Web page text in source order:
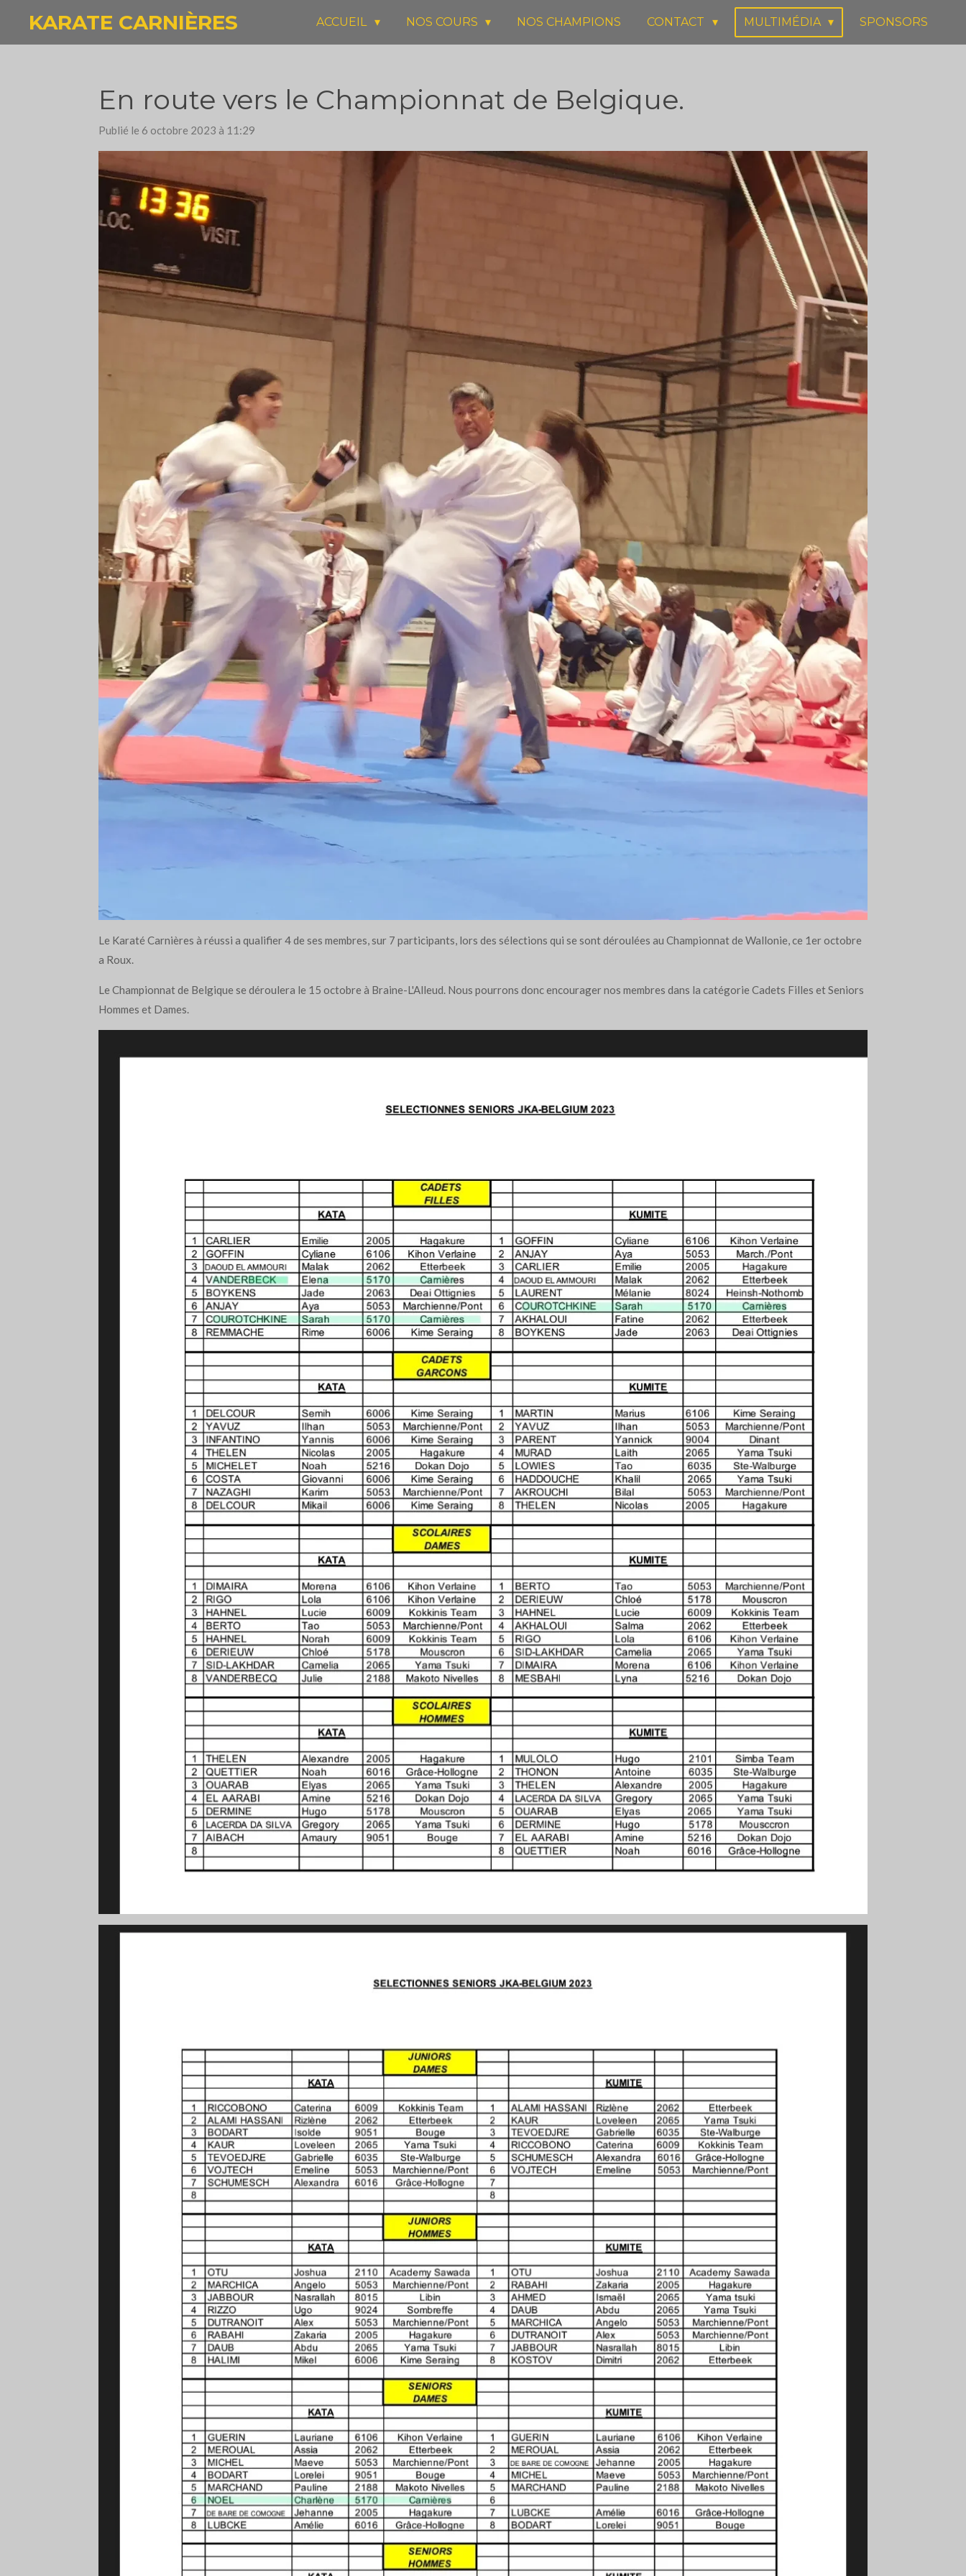
PasserKARATE CARNIÈRES ACCUEIL NOS COURS NOS CHAMPIONS CONTACT MULTIMÉDIA SPONSORS
En route vers le Championnat de Belgique.
Publié le 6 octobre 2023 à 11:29
Le Karaté Carnières à réussi a qualifier 4 de ses membres, sur 7 participants, lors des sélections qui se sont déroulées au Championnat de Wallonie, ce 1er octobre
a Roux.
Le Championnat de Belgique se déroulera le 15 octobre à Braine-L'Alleud. Nous pourrons donc encourager nos membres dans la catégorie Cadets Filles et Seniors
Hommes et Dames.